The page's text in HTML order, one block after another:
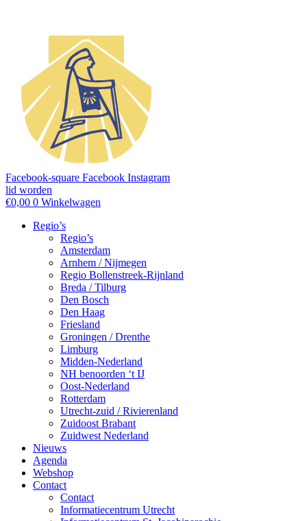
Facebook-square Facebook Instagram
lid worden
€0,00 0 Winkelwagen
Regio’s
Regio’s
Amsterdam
Arnhem / Nijmegen
Regio Bollenstreek-Rijnland
Breda / Tilburg
Den Bosch
Den Haag
Friesland
Groningen / Drenthe
Limburg
Midden-Nederland
NH benoorden ‘t IJ
Oost-Nederland
Rotterdam
Utrecht-zuid / Rivierenland
Zuidoost Brabant
Zuidwest Nederland
Nieuws
Agenda
Webshop
Contact
Contact
Informatiecentrum Utrecht